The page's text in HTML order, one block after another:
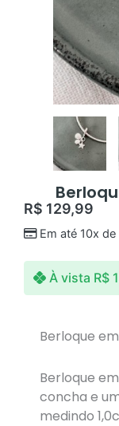
R$ 129,99
Em até 10x de
À vista R$
Berloque
Berloque
concha e
medindo